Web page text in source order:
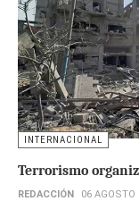
INTERNACIONAL
Terrorismo
REDACCIÓN 06 AGOSTO